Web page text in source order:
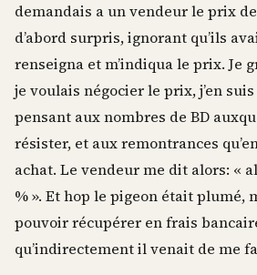
demandais a un vendeur le prix
d’abord surpris, ignorant qu’ils
renseigna et m’indiqua le prix. Je
je voulais négocier le prix, j’en
pensant aux nombres de BD
résister, et aux remontrances
achat. Le vendeur me dit alors: «
% ». Et hop le pigeon était plumé,
pouvoir récupérer en frais
qu’indirectement il venait de me